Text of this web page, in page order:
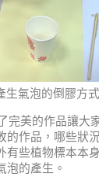
生氣泡的倒膠方式
美的作品讓大
作品，哪些狀
些植物標本本
泡的產生。